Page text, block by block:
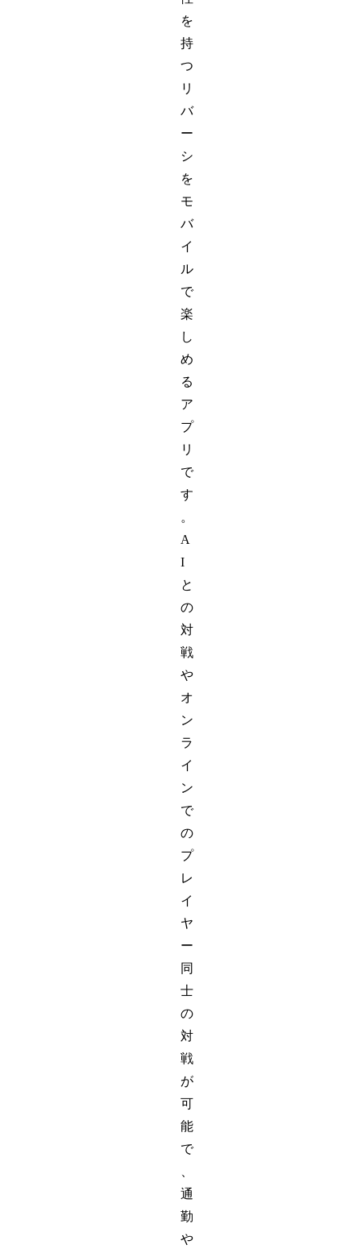
を
持
つ
リ
バ
ー
シ
を
モ
バ
イ
ル
で
楽
し
め
る
ア
プ
リ
で
す
。
A
I
と
の
対
戦
や
オ
ン
ラ
イ
ン
で
の
プ
レ
イ
ヤ
ー
同
士
の
対
戦
が
可
能
で
通
勤
や